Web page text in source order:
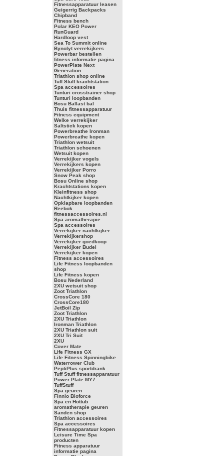
Fitnessapparatuur leasen
Geigerrig Backpacks
Chipband
Fitness bench
Polar KEO Power
RunGuard
Hardloop vest
Sea To Summit online
Bynolyt verrekijkers
Powerbar bestellen
fitness informatie pagina
PowerPlate Next
Generation
Triathlon shop online
Tuff Stuff krachtstation
Spa accessoires
Tunturi crosstrainer shop
Tunturi loopbanden
Bosu Ballast bal
Thuis fitnessapparatuur
Fitness equipment
Welke verrekijker
Saltstick kopen
Powerbreathe Ironman
Powerbreathe kopen
Triathlon wetsuit
Triathlon schoenen
Wetsuit kopen
Verrekijker vogels
Verrekijkers kopen
Verrekijker Porro
Snow Peak shop
Bosu Online shop
Krachtstations kopen
Kleinfitness shop
Nachtkijker kopen
Opklapbare loopbanden
Reebok
fitnessaccessoires.nl
Spa aromatherapie
Spa accessoires
Verrekijker nachtkijker
Verrekijkershop
Verrekijker goedkoop
Verrekijker Budel
Verrekijker kopen
Fitness accessoires
Life Fitness loopbanden
shop
Life Fitness kopen
Bosu Nederland
2XU wetsuit shop
Zoot Triathlon
CrossCore 180
CrossCore180
JetBoil Zip
Zoot Triathlon
2XU Triathlon
Ironman Triathlon
2XU Triathlon suit
2XU Tri Suit
2XU
Cover Mate
Life Fitness GX
Life Fitness Spinningbike
Waterrower Club
PeptiPlus sportdrank
Tuff Stuff fitnessapparatuur
Power Plate MY7
TuffStuff
Spa geuren
Finnlo Bioforce
Spa en Hottub
aromatherapie geuren
Sanden shop
Triathlon accessoires
Spa accessoires
Fitnessapparatuur kopen
Leisure Time Spa
producten
Fitness apparatuur
informatie pagina